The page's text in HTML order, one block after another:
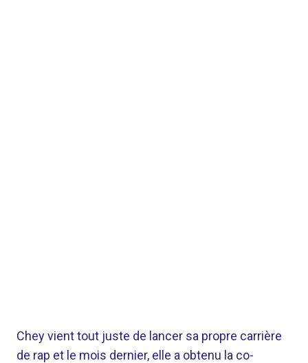
Chey vient tout juste de lancer sa propre carrière
de rap et le mois dernier, elle a obtenu la co-